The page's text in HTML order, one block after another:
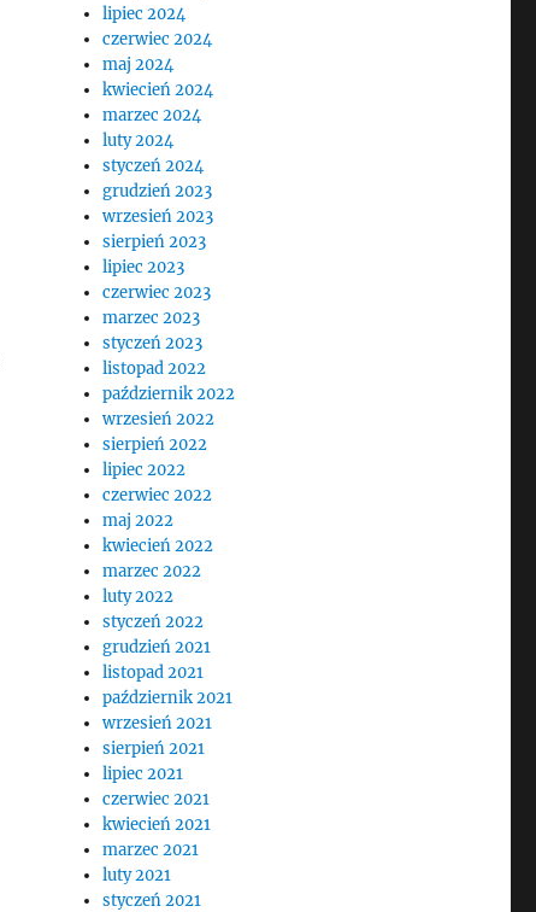
lipiec 2024
czerwiec 2024
maj 2024
kwiecień 2024
marzec 2024
luty 2024
styczeń 2024
grudzień 2023
wrzesień 2023
sierpień 2023
lipiec 2023
czerwiec 2023
marzec 2023
styczeń 2023
listopad 2022
październik 2022
wrzesień 2022
sierpień 2022
lipiec 2022
czerwiec 2022
maj 2022
kwiecień 2022
marzec 2022
luty 2022
styczeń 2022
grudzień 2021
listopad 2021
październik 2021
wrzesień 2021
sierpień 2021
lipiec 2021
czerwiec 2021
kwiecień 2021
marzec 2021
luty 2021
styczeń 2021